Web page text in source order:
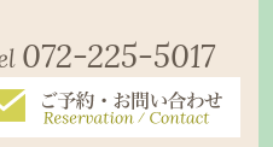
072-225-5017